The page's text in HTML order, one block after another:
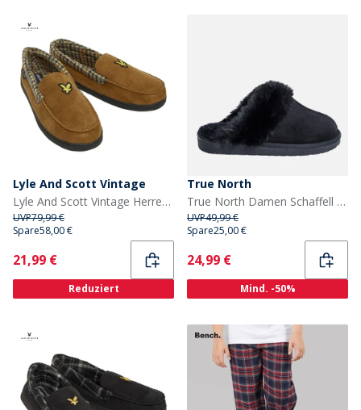
Lyle And Scott Vintage
Lyle And Scott Vintage Herren Montague Mokassins Hausschuhe Dunkelbraun / Hahnentritt
UVP79,99 €
Spare58,00 €
Current
21,99 €
Reduziert
True North
True North Damen Schaffell Hausschuhe Schwarz
UVP49,99 €
Spare25,00 €
Current
24,99 €
Mind. -50%